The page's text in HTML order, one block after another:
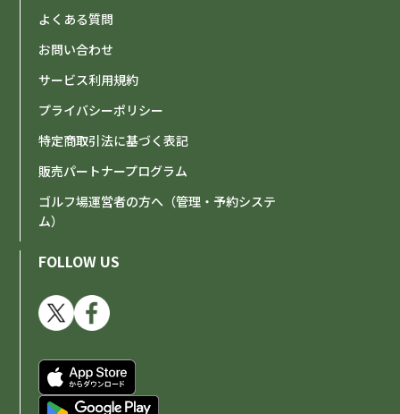
よくある質問
お問い合わせ
サービス利用規約
プライバシーポリシー
特定商取引法に基づく表記
販売パートナープログラム
ゴルフ場運営者の方へ（管理・予約システ
ム）
FOLLOW US